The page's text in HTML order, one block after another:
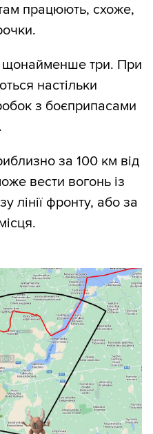
працюють, схоже,
щонайменше три. При
настільки
з боєприпасами
за 100 км від
вести вогонь із
лінії фронту, або за